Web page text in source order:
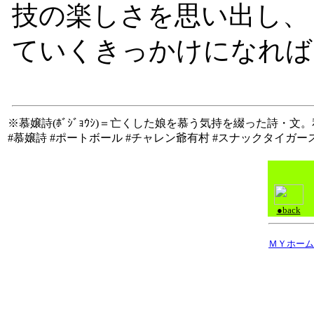
技の楽しさを思い出し
ていくきっかけになれ
※慕嬢詩(ﾎﾞｼﾞｮｳｼ)＝亡くした娘を慕う気持を綴った詩・文
#慕嬢詩 #ポートボール #チャレン爺有村 #スナックタイガー
●back
ＭＹホー